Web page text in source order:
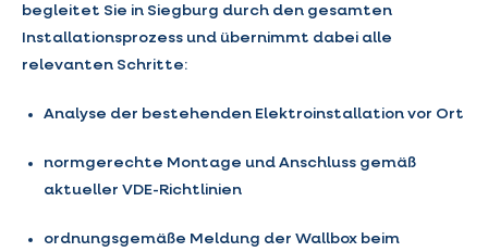
begleitet Sie in Siegburg durch den gesamten
Installationsprozess und übernimmt dabei alle
relevanten Schritte:
Analyse der bestehenden Elektroinstallation vor Ort
normgerechte Montage und Anschluss gemäß
aktueller VDE-Richtlinien
ordnungsgemäße Meldung der Wallbox beim